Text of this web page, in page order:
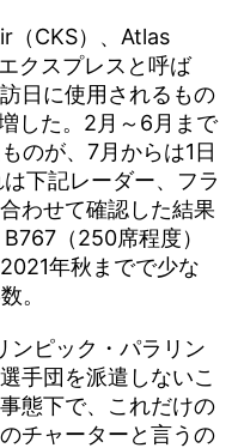
（CKS）、Atlas
クスプレスと呼ば
日に使用されるもの
した。2月～6月まで
のが、7月からは1日
下記レーダー、フラ
わせて確認した結果
（250席程度）
年秋までで少な
。
ンピック・パラリン
手団を派遣しないこ
態下で、これだけの
チャーターと言うの